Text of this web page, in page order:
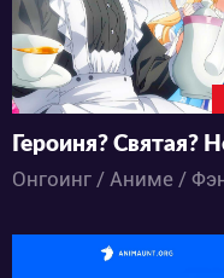
5:20:20:8